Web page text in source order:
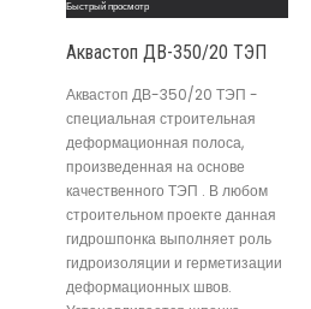
Быстрый просмотр
Аквастоп ДВ-350/20 ТЭП
Аквастоп ДВ-350/20 ТЭП -
специальная строительная
деформационная полоса,
произведенная на основе
качественного ТЭП . В любом
строительном проекте данная
гидрошпонка выполняет роль
гидроизоляции и герметизации
деформационных швов.